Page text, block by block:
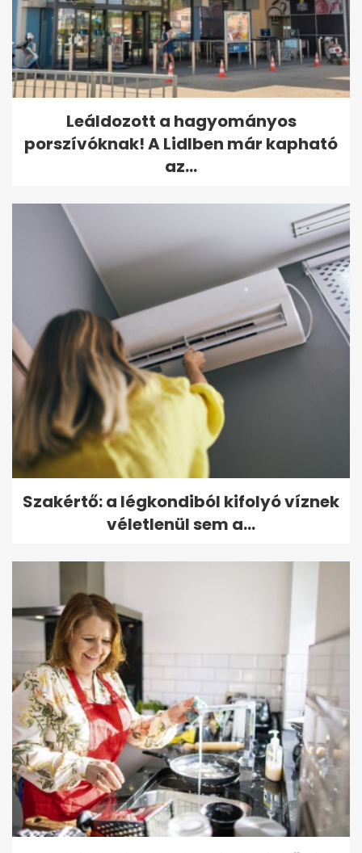
Leáldozott a hagyományos
porszívóknak! A Lidlben már kapható
az...
Szakértő: a légkondiból kifolyó víznek
véletlenül sem a...